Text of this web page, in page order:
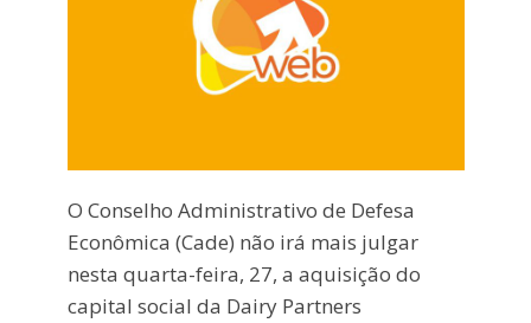
O Conselho Administrativo de Defesa
Econômica (Cade) não irá mais julgar
nesta quarta-feira, 27, a aquisição do
capital social da Dairy Partners